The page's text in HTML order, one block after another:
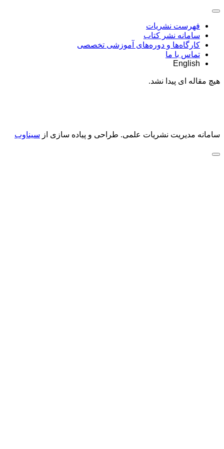
فهرست نشریات
سامانه نشر کتاب
کارگاه‌ها و دوره‌های آموزشی تخصصی
تماس با ما
English
هیچ مقاله ای پیدا نشد.
سامانه مدیریت نشریات علمی. طراحی و پیاده سازی از سیناوب